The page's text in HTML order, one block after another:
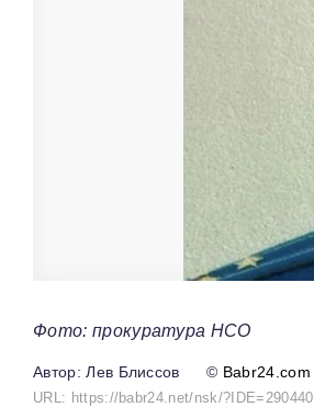
Фото: прокуратура НСО
Лев Блиссов © Babr24.com
URL: https://babr24.net/nsk/?IDE=290440